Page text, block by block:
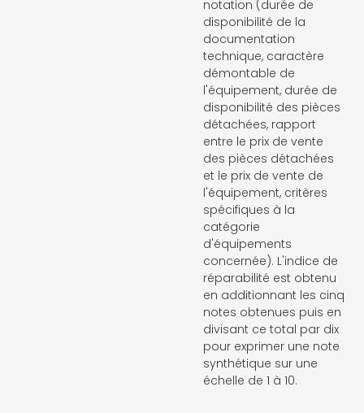
notation (durée de
disponibilité de la
documentation
technique, caractère
démontable de
l'équipement, durée de
disponibilité des pièces
détachées, rapport
entre le prix de vente
des pièces détachées
et le prix de vente de
l'équipement, critères
spécifiques à la
catégorie
d'équipements
concernée). L'indice de
réparabilité est obtenu
en additionnant les cinq
notes obtenues puis en
divisant ce total par dix
pour exprimer une note
synthétique sur une
échelle de 1 à 10.